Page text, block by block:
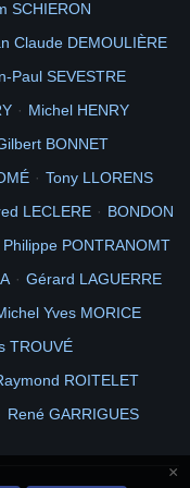
SCHIERON
Claude DEMOULIÈRE
Paul SEVESTRE
Michel HENRY
BONNET
Tony LLORENS
LECLERE
BONDON
Philippe PONTRANOMT
Gérard LAGUERRE
Yves MORICE
TROUVÉ
ROITELET
René GARRIGUES
×